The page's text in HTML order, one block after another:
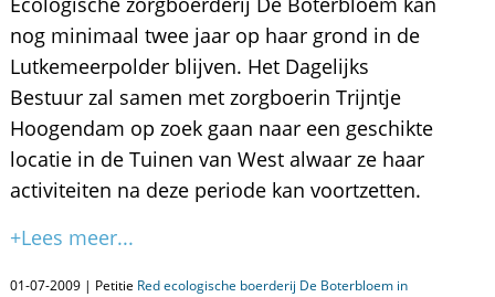
nog minimaal twee jaar op haar grond in de
Lutkemeerpolder blijven. Het Dagelijks
Bestuur zal samen met zorgboerin Trijntje
Hoogendam op zoek gaan naar een geschikte
locatie in de Tuinen van West alwaar ze haar
activiteiten na deze periode kan voortzetten.
+Lees meer...
01-07-2009 | Petitie Red ecologische boerderij De Boterbloem in